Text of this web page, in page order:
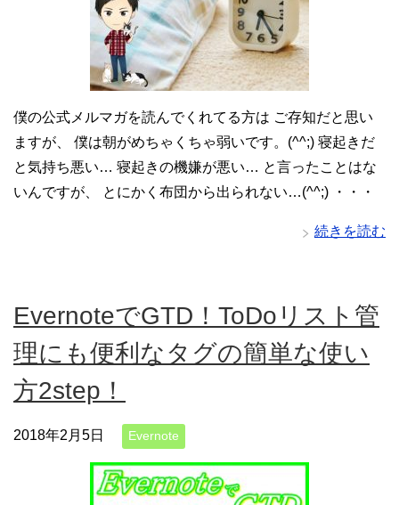
僕の公式メルマガを読んでくれてる方は ご存知だと思い
ますが、 僕は朝がめちゃくちゃ弱いです。(^^;) 寝起きだ
と気持ち悪い… 寝起きの機嫌が悪い… と言ったことはな
いんですが、 とにかく布団から出られない…(^^;) ・・・
続きを読む
EvernoteでGTD！ToDoリスト管
理にも便利なタグの簡単な使い
方2step！
2018年2月5日 Evernote